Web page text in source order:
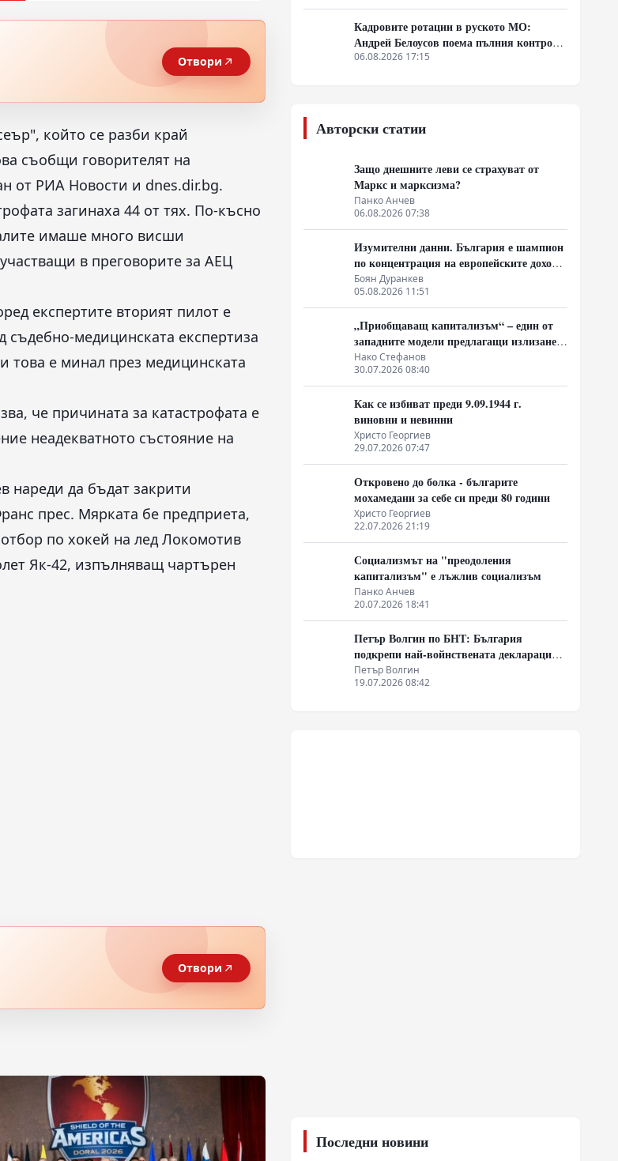
Отвори
който се разби край
съобщи говорителят на
от РИА Новости и dnes.dir.bg.
загинаха 44 от тях. По-късно
имаше много висши
в преговорите за АЕЦ
експертите вторият пилот е
медицинската експертиза
това е минал през медицинската
че причината за катастрофата е
неадекватното състояние на
нареди да бъдат закрити
прес. Мярката бе предприета,
по хокей на лед Локомотив
Як-42, изпълняващ чартърен
Отвори
Кадровите ротации в руското МО:
Андрей Белоусов поема пълния контрол
върху тила и оръжейните поръчки
06.08.2026 17:15
Авторски статии
Защо днешните леви се страхуват от
Маркс и марксизма?
Панко Анчев
06.08.2026 07:38
Изумителни данни. България е шампион
по концентрация на европейските доходи
в ръцете на най-богатия 1%, надминава
и САЩ
Боян Дуранкев
05.08.2026 11:51
„Приобщаващ капитализъм“ – един от
западните модели предлагащи излизане
от системата на неолиберализма
Нако Стефанов
30.07.2026 08:40
Как се избиват преди 9.09.1944 г.
виновни и невинни
Христо Георгиев
29.07.2026 07:47
Откровено до болка - българите
мохамедани за себе си преди 80 години
Христо Георгиев
22.07.2026 21:19
Социализмът на "преодоления
капитализъм" е лъжлив социализъм
Панко Анчев
20.07.2026 18:41
Петър Волгин по БНТ: България
подкрепи най-войнствената декларация,
която някога съм чел
Петър Волгин
19.07.2026 08:42
Последни новини